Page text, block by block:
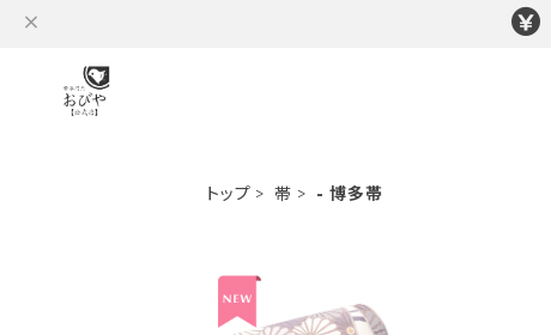
トップ 帯 - 博多帯